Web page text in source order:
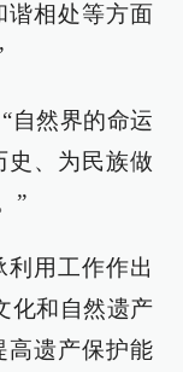
谐相处等方面
自然界的命运
史、为民族做
”
用工作作出
化和自然遗产
高遗产保护能